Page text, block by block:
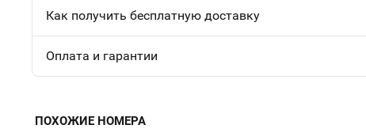
Как получить бесплатную доставку
Оплата и гарантии
ПОХОЖИЕ НОМЕРА